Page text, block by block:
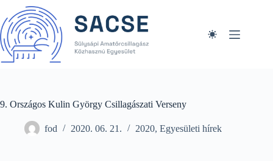
content
9. Országos Kulin György Csillagászati Verseny
fod 2020. 06. 21. 2020, Egyesületi hírek